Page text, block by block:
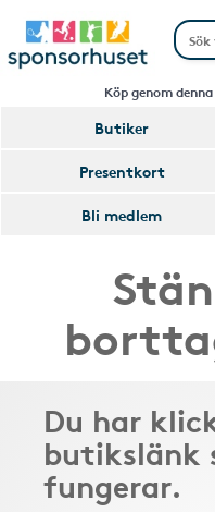
Köp genom
Butiker
Presentkort
Bli medlem
Du har
butikslänk
fungerar.